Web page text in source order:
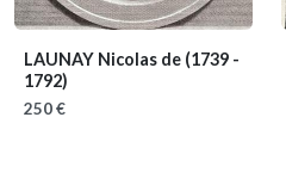
LAUNAY Nicolas de (1739 -
1792)
250 €